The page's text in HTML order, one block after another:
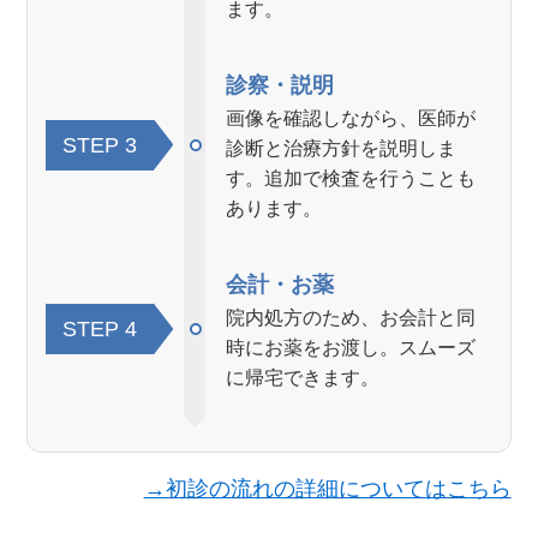
ます。
STEP
診察・説明
画像を確認しながら、医師が
診断と治療方針を説明しま
す。追加で検査を行うことも
あります。
STEP
会計・お薬
院内処方のため、お会計と同
時にお薬をお渡し。スムーズ
に帰宅できます。
→初診の流れの詳細についてはこちら